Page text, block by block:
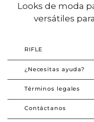
Looks de moda
versátiles
RIFLE
¿Necesitas ayuda?
Términos legales
Contáctanos